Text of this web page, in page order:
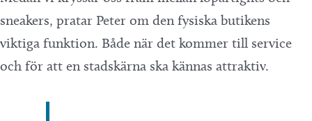
sneakers, pratar Peter om den fysiska butikens
viktiga funktion. Både när det kommer till service
och för att en stadskärna ska kännas attraktiv.